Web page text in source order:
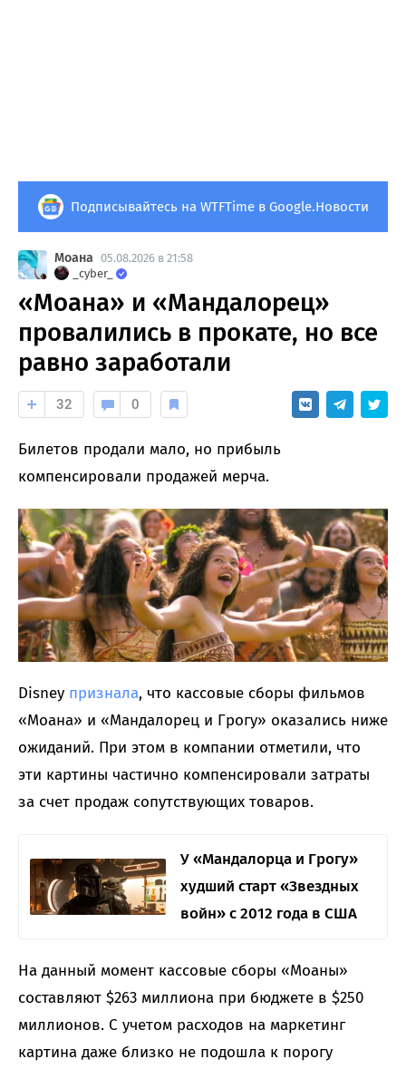
Подписывайтесь на WTFTime в Google.Новости
Моана 05.08.2026 в 21:58
_cyber_
«Моана» и «Мандалорец»
провалились в прокате, но все
равно заработали
32 0
Билетов продали мало, но прибыль
компенсировали продажей мерча.
Disney признала, что кассовые сборы фильмов
«Моана» и «Мандалорец и Грогу» оказались ниже
ожиданий. При этом в компании отметили, что
эти картины частично компенсировали затраты
за счет продаж сопутствующих товаров.
У «Мандалорца и Грогу»
худший старт «Звездных
войн» с 2012 года в США
На данный момент кассовые сборы «Моаны»
составляют $263 миллиона при бюджете в $250
миллионов. С учетом расходов на маркетинг
картина даже близко не подошла к порогу